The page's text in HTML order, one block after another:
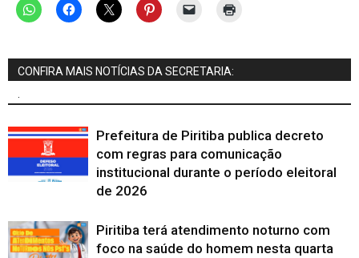
CONFIRA MAIS NOTÍCIAS DA SECRETARIA:
.
Prefeitura de Piritiba publica decreto
com regras para comunicação
institucional durante o período eleitoral
de 2026
Piritiba terá atendimento noturno com
foco na saúde do homem nesta quarta